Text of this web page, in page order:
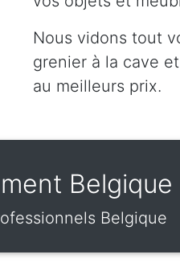
Nous vidons tout
grenier à la cave
au meilleurs prix.
Belgique
Belgique